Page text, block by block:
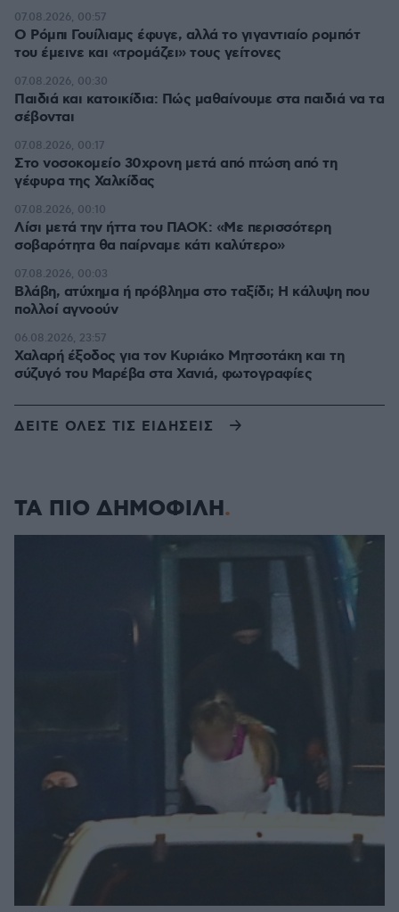
Ο Ρόμπι Γουίλιαμς έφυγε, αλλά το γιγαντιαίο ρομπότ
του έμεινε και «τρομάζει» τους γείτονες
07.08.2026, 00:57
Παιδιά και κατοικίδια: Πώς μαθαίνουμε στα παιδιά να τα
σέβονται
07.08.2026, 00:30
Στο νοσοκομείο 30χρονη μετά από πτώση από τη
γέφυρα της Χαλκίδας
07.08.2026, 00:17
Λίσι μετά την ήττα του ΠΑΟΚ: «Με περισσότερη
σοβαρότητα θα παίρναμε κάτι καλύτερο»
07.08.2026, 00:10
Βλάβη, ατύχημα ή πρόβλημα στο ταξίδι; Η κάλυψη που
πολλοί αγνοούν
07.08.2026, 00:03
Χαλαρή έξοδος για τον Κυριάκο Μητσοτάκη και τη
σύζυγό του Μαρέβα στα Χανιά, φωτογραφίες
06.08.2026, 23:57
ΔΕΙΤΕ ΟΛΕΣ ΤΙΣ ΕΙΔΗΣΕΙΣ
ΤΑ ΠΙΟ ΔΗΜΟΦΙΛΗ